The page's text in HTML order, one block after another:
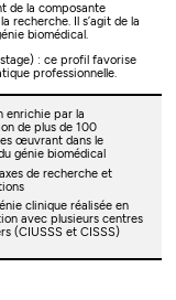
de la composante
recherche. Il s’agit de la
biomédical.
: ce profil favorise
professionnelle.
enrichie par la
de plus de 100
œuvrant dans le
génie biomédical
de recherche et
clinique réalisée en
avec plusieurs centres
(CIUSSS et CISSS)